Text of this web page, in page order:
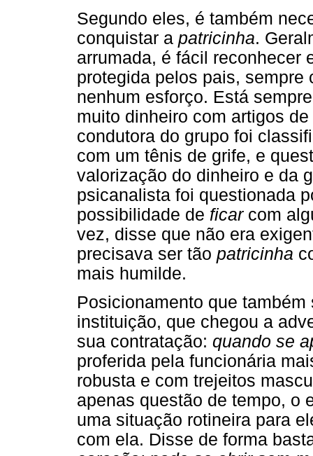
Segundo eles, é também
conquistar a patricinha.
arrumada, é fácil reconhecer
protegida pelos pais, sempre
nenhum esforço. Está
muito dinheiro com artigos
condutora do grupo foi
com um tênis de grife, e
valorização do dinheiro e da
psicanalista foi questionada
possibilidade de ficarcom
vez, disse que não era
precisava ser tão patricinha
mais humilde.
Posicionamento que
instituição, que chegou a
sua contratação: quando se
proferida pela funcionária
robusta e com trejeitos
apenas questão de tempo, o
uma situação rotineira para
com ela. Disse de forma